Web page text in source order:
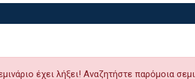
έχει λήξει! Αναζητήστε παρόμοια